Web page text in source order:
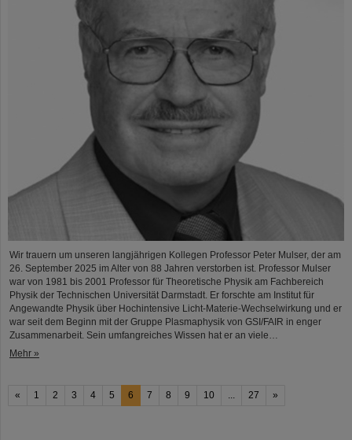
Wir trauern um unseren langjährigen Kollegen Professor Peter Mulser, der am
26. September 2025 im Alter von 88 Jahren verstorben ist. Professor Mulser
war von 1981 bis 2001 Professor für Theoretische Physik am Fachbereich
Physik der Technischen Universität Darmstadt. Er forschte am Institut für
Angewandte Physik über Hochintensive Licht-Materie-Wechselwirkung und er
war seit dem Beginn mit der Gruppe Plasmaphysik von GSI/FAIR in enger
Zusammenarbeit. Sein umfangreiches Wissen hat er an viele…
Mehr »
« 1 2 3 4 5 6 7 8 9 10 27 »